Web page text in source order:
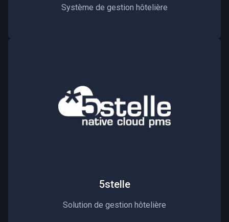
Système de gestion hôtelière
5stelle
Solution de gestion hôtelière